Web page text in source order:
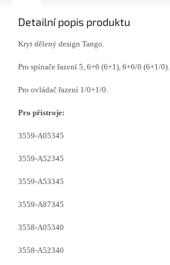
Detailní popis produktu
Kryt dělený design Tango.
Pro spínače řazení 5, 6+6 (6+1), 6+6/0 (6+1/0).
Pro ovládač řazení 1/0+1/0.
Pro přístroje:
3559-A05345
3559-A52345
3559-A53345
3559-A87345
3558-A05340
3558-A52340